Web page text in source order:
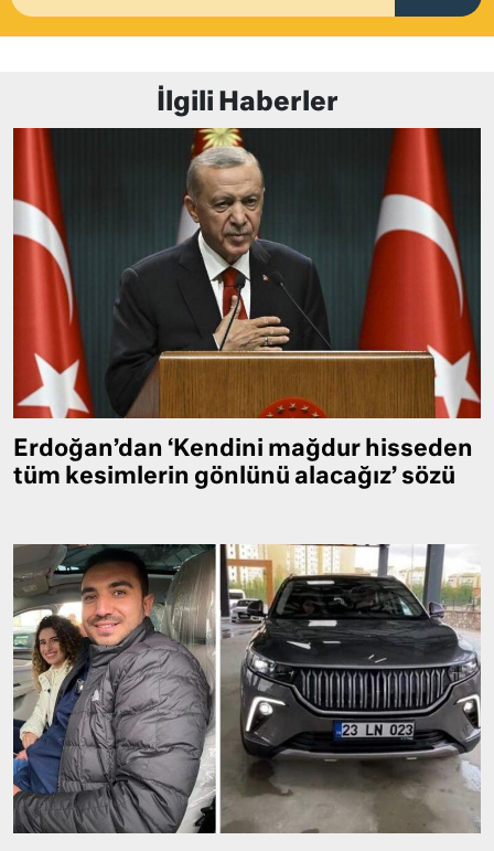
İlgili Haberler
Erdoğan’dan ‘Kendini mağdur hisseden
tüm kesimlerin gönlünü alacağız’ sözü